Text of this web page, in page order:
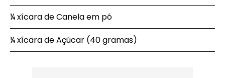
¼ xícara de Canela em pó
¼ xícara de Açúcar (40 gramas)